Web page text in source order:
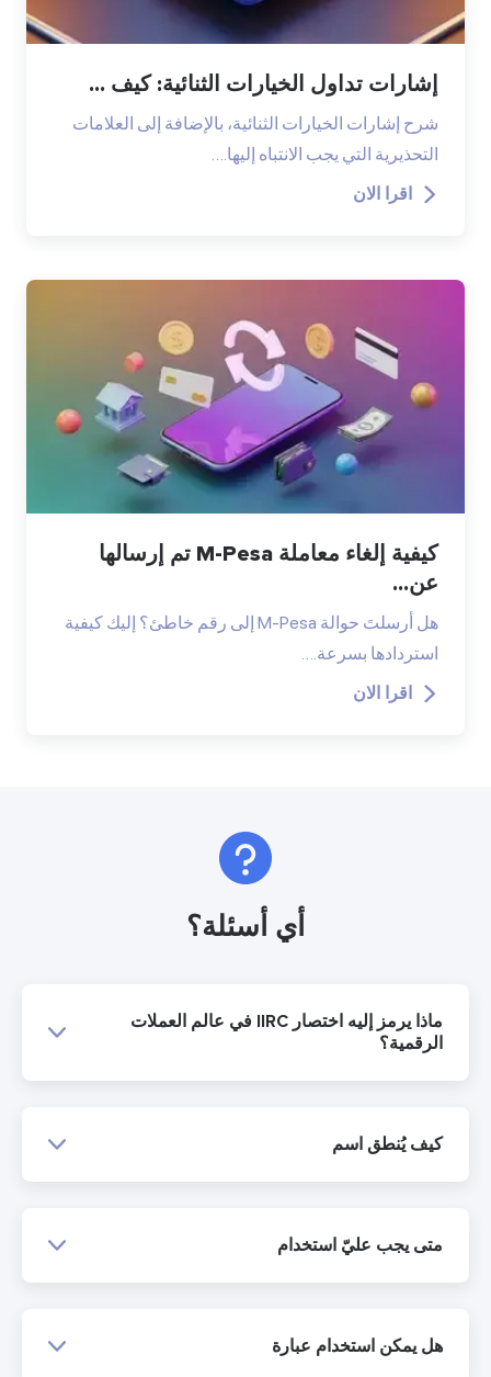
إشارات تداول الخيارات الثنائية: كيف ...
شرح إشارات الخيارات الثنائية، بالإضافة إلى العلامات
التحذيرية التي يجب الانتباه إليها.…
اقرا الان
كيفية إلغاء معاملة M-Pesa تم إرسالها
عن...
هل أرسلتَ حوالة M-Pesa إلى رقم خاطئ؟ إليك كيفية
استردادها بسرعة.…
اقرا الان
أي أسئلة؟
ماذا يرمز إليه اختصار IIRC في عالم العملات
الرقمية؟
كيف يُنطق اسم
متى يجب عليّ استخدام
هل يمكن استخدام عبارة